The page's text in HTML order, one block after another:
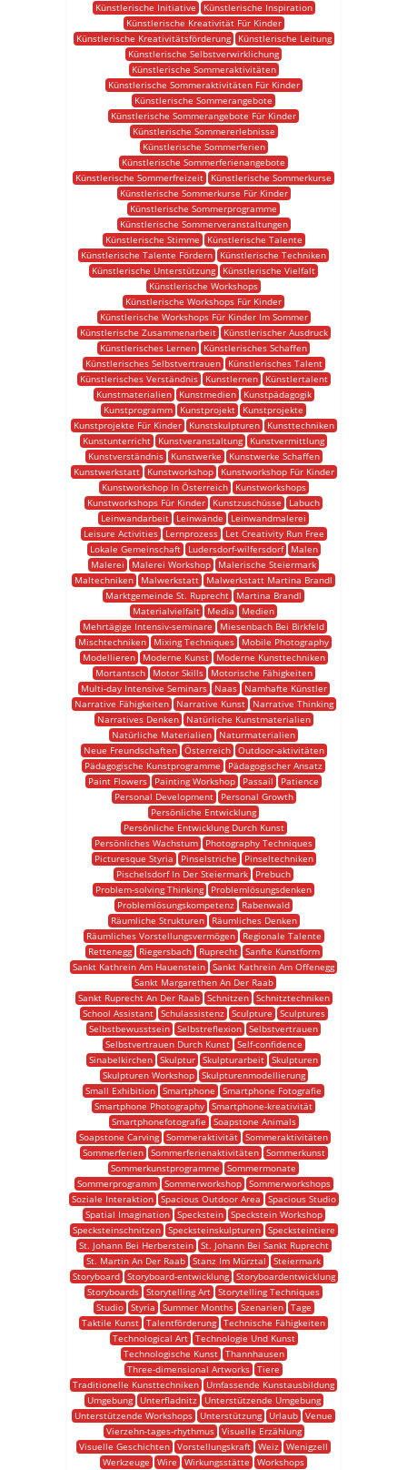
Künstlerische Initiative
Künstlerische Inspiration
Künstlerische Kreativität Für Kinder
Künstlerische Kreativitätsförderung
Künstlerische Leitung
Künstlerische Selbstverwirklichung
Künstlerische Sommeraktivitäten
Künstlerische Sommeraktivitäten Für Kinder
Künstlerische Sommerangebote
Künstlerische Sommerangebote Für Kinder
Künstlerische Sommererlebnisse
Künstlerische Sommerferien
Künstlerische Sommerferienangebote
Künstlerische Sommerfreizeit
Künstlerische Sommerkurse
Künstlerische Sommerkurse Für Kinder
Künstlerische Sommerprogramme
Künstlerische Sommerveranstaltungen
Künstlerische Stimme
Künstlerische Talente
Künstlerische Talente Fördern
Künstlerische Techniken
Künstlerische Unterstützung
Künstlerische Vielfalt
Künstlerische Workshops
Künstlerische Workshops Für Kinder
Künstlerische Workshops Für Kinder Im Sommer
Künstlerische Zusammenarbeit
Künstlerischer Ausdruck
Künstlerisches Lernen
Künstlerisches Schaffen
Künstlerisches Selbstvertrauen
Künstlerisches Talent
Künstlerisches Verständnis
Kunstlernen
Künstlertalent
Kunstmaterialien
Kunstmedien
Kunstpädagogik
Kunstprogramm
Kunstprojekt
Kunstprojekte
Kunstprojekte Für Kinder
Kunstskulpturen
Kunsttechniken
Kunstunterricht
Kunstveranstaltung
Kunstvermittlung
Kunstverständnis
Kunstwerke
Kunstwerke Schaffen
Kunstwerkstatt
Kunstworkshop
Kunstworkshop Für Kinder
Kunstworkshop In Österreich
Kunstworkshops
Kunstworkshops Für Kinder
Kunstzuschüsse
Labuch
Leinwandarbeit
Leinwände
Leinwandmalerei
Leisure Activities
Lernprozess
Let Creativity Run Free
Lokale Gemeinschaft
Ludersdorf-wilfersdorf
Malen
Malerei
Malerei Workshop
Malerische Steiermark
Maltechniken
Malwerkstatt
Malwerkstatt Martina Brandl
Marktgemeinde St. Ruprecht
Martina Brandl
Materialvielfalt
Media
Medien
Mehrtägige Intensiv-seminare
Miesenbach Bei Birkfeld
Mischtechniken
Mixing Techniques
Mobile Photography
Modellieren
Moderne Kunst
Moderne Kunsttechniken
Mortantsch
Motor Skills
Motorische Fähigkeiten
Multi-day Intensive Seminars
Naas
Namhafte Künstler
Narrative Fähigkeiten
Narrative Kunst
Narrative Thinking
Narratives Denken
Natürliche Kunstmaterialien
Natürliche Materialien
Naturmaterialien
Neue Freundschaften
Österreich
Outdoor-aktivitäten
Pädagogische Kunstprogramme
Pädagogischer Ansatz
Paint Flowers
Painting Workshop Passail
Patience
Personal Development
Personal Growth
Persönliche Entwicklung
Persönliche Entwicklung Durch Kunst
Persönliches Wachstum
Photography Techniques
Picturesque Styria
Pinselstriche
Pinseltechniken
Pischelsdorf In Der Steiermark
Prebuch
Problem-solving Thinking
Problemlösungsdenken
Problemlösungskompetenz
Rabenwald
Räumliche Strukturen
Räumliches Denken
Räumliches Vorstellungsvermögen
Regionale Talente
Rettenegg
Riegersbach Ruprecht
Sanfte Kunstform
Sankt Kathrein Am Hauenstein Sankt Kathrein Am Offenegg
Sankt Margarethen An Der Raab
Sankt Ruprecht An Der Raab
Schnitzen
Schnitztechniken
School Assistant
Schulassistenz Sculpture
Sculptures
Selbstbewusstsein Selbstreflexion Selbstvertrauen
Selbstvertrauen Durch Kunst
Self-confidence
Sinabelkirchen Skulptur Skulpturarbeit Skulpturen
Skulpturen Workshop
Skulpturenmodellierung
Small Exhibition Smartphone
Smartphone Fotografie
Smartphone Photography Smartphone-kreativität
Smartphonefotografie
Soapstone Animals
Soapstone Carving Sommeraktivität Sommeraktivitäten
Sommerferien
Sommerferienaktivitäten
Sommerkunst
Sommerkunstprogramme
Sommermonate
Sommerprogramm
Sommerworkshop
Sommerworkshops
Soziale Interaktion
Spacious Outdoor Area
Spacious Studio
Spatial Imagination
Speckstein
Speckstein Workshop
Specksteinschnitzen
Specksteinskulpturen
Specksteintiere
St. Johann Bei Herberstein
St. Johann Bei Sankt Ruprecht
St. Martin An Der Raab Stanz Im Mürztal
Steiermark
Storyboard
Storyboard-entwicklung
Storyboardentwicklung
Storyboards Storytelling Art Storytelling Techniques
Studio
Styria Summer Months Szenarien
Tage
Taktile Kunst Talentförderung Technische Fähigkeiten
Technological Art
Technologie Und Kunst
Technologische Kunst
Thannhausen
Three-dimensional Artworks Tiere
Traditionelle Kunsttechniken
Umfassende Kunstausbildung
Umgebung
Unterfladnitz
Unterstützende Umgebung
Unterstützende Workshops
Unterstützung Urlaub Venue
Vierzehn-tages-rhythmus
Visuelle Erzählung
Visuelle Geschichten Vorstellungskraft Weiz Wenigzell
Werkzeuge
Wire Wirkungsstätte
Workshops